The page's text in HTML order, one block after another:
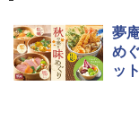
夢
め
ッ